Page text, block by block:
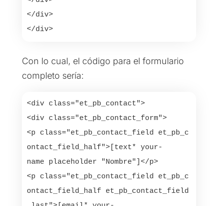
</div>
</div>
Con lo cual, el código para el formulario
completo sería:
<div class="et_pb_contact">
<div class="et_pb_contact_form">
<p class="et_pb_contact_field et_pb_c
ontact_field_half">[text* your-
name placeholder "Nombre"]</p>
<p class="et_pb_contact_field et_pb_c
ontact_field_half et_pb_contact_field